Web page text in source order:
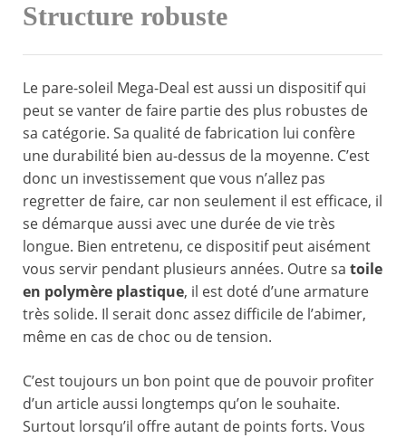
Structure robuste
Le pare-soleil Mega-Deal est aussi un dispositif qui
peut se vanter de faire partie des plus robustes de
sa catégorie. Sa qualité de fabrication lui confère
une durabilité bien au-dessus de la moyenne. C’est
donc un investissement que vous n’allez pas
regretter de faire, car non seulement il est efficace, il
se démarque aussi avec une durée de vie très
longue. Bien entretenu, ce dispositif peut aisément
vous servir pendant plusieurs années. Outre sa toile
en polymère plastique, il est doté d’une armature
très solide. Il serait donc assez difficile de l’abimer,
même en cas de choc ou de tension.
C’est toujours un bon point que de pouvoir profiter
d’un article aussi longtemps qu’on le souhaite.
Surtout lorsqu’il offre autant de points forts. Vous